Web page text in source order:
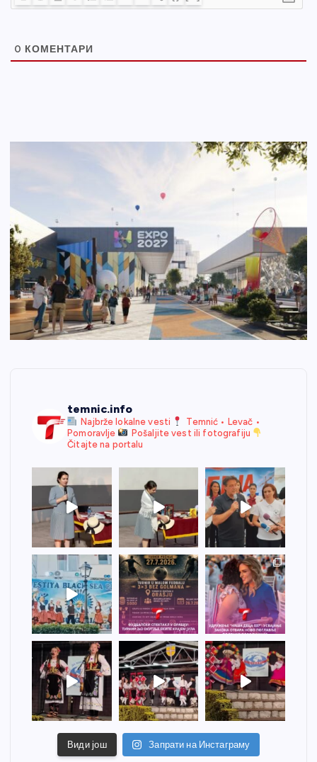
0 КОМЕНТАРИ
temnic.info
Najbrže lokalne vesti
Temnić • Levač •
Pomoravlje
Pošaljite vest ili fotografiju
Čitajte na portalu
Види још Запрати на Инстаграму